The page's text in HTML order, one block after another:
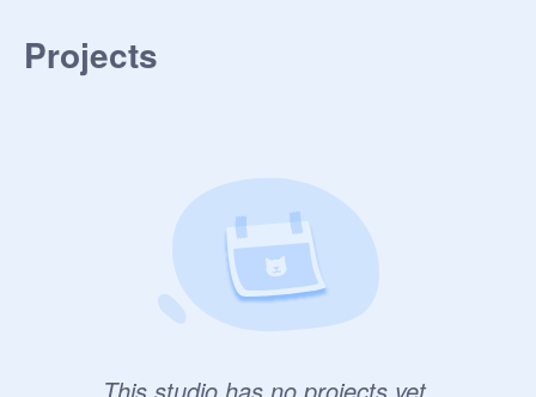
小嬌妻-悸辞
专属-芷莹
小公主-涥沫
小女孩-依
小醋包-希玥
Projects